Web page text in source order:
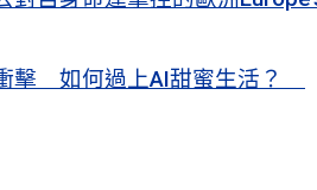
擊 如何過上AI甜蜜生活？